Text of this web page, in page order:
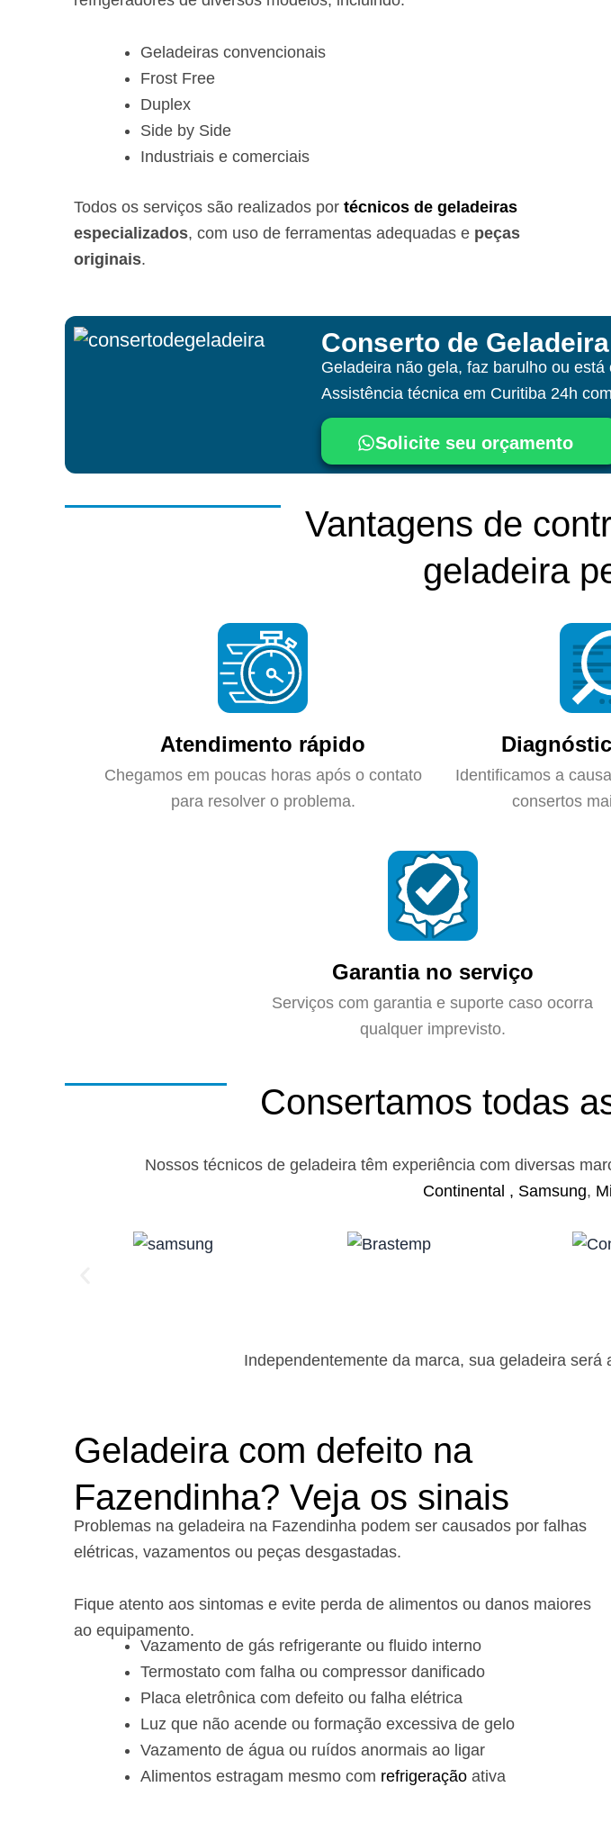
Geladeiras convencionais
Frost Free
Duplex
Side by Side
Industriais e comerciais
Todos os serviços são realizados por técnicos de geladeiras
especializados, com uso de ferramentas adequadas e peças
originais.
Conserto de
Geladeira não gela, faz barulho ou
Assistência técnica em Curitiba 24h
Solicite seu orçamento
Vantagens de
geladeira
Atendimento rápido
Chegamos em poucas horas após o contato
para resolver o problema.
Identificamos a
consertos
Garantia no serviço
Serviços com garantia e suporte caso ocorra
qualquer imprevisto.
Consertamos todas
Nossos técnicos de geladeira têm experiência com diversas
Continental , Samsung,
Independentemente da marca, sua geladeira
Geladeira com defeito na
Fazendinha? Veja os sinais
Problemas na geladeira na Fazendinha podem ser causados por falhas
elétricas, vazamentos ou peças desgastadas.
Fique atento aos sintomas e evite perda de alimentos ou danos maiores
ao equipamento.
Vazamento de gás refrigerante ou fluido interno
Termostato com falha ou compressor danificado
Placa eletrônica com defeito ou falha elétrica
Luz que não acende ou formação excessiva de gelo
Vazamento de água ou ruídos anormais ao ligar
Alimentos estragam mesmo com refrigeração ativa